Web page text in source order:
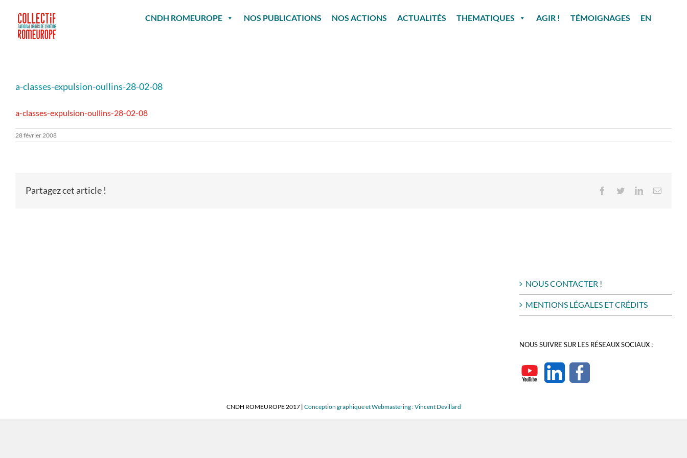
contenu
CNDH ROMEUROPE NOS PUBLICATIONS NOS ACTIONS ACTUALITÉS THEMATIQUES AGIR ! TÉMOIGNAGES EN
a-classes-expulsion-oullins-28-02-08
a-classes-expulsion-oullins-28-02-08
28 février 2008
Partagez cet article ! Facebook
TwitterLinkedInEmail
NOUS CONTACTER !
MENTIONS LÉGALES ET CRÉDITS
NOUS SUIVRE SUR LES RÉSEAUX SOCIAUX :
CNDH ROMEUROPE 2017 | Conception graphique et Webmastering : Vincent Devillard